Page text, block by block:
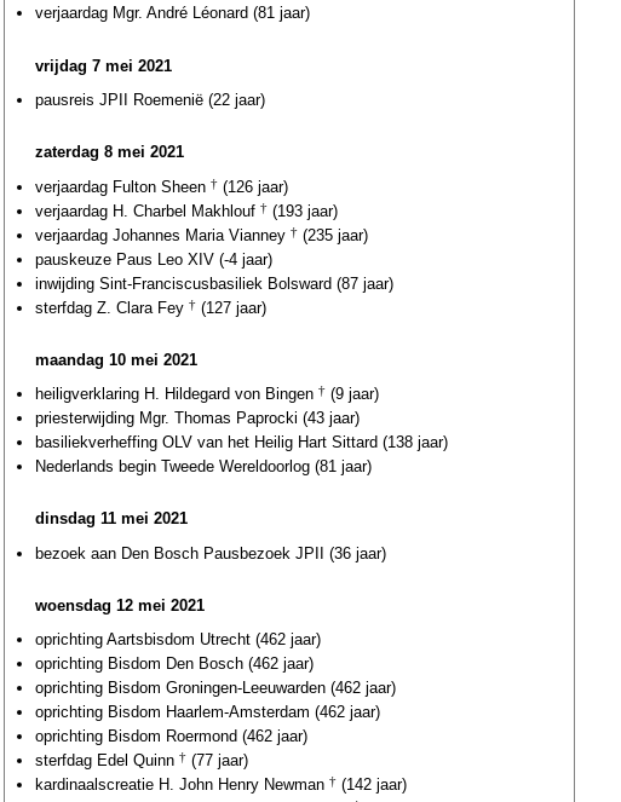
verjaardag Mgr. André Léonard (81 jaar)
vrijdag 7 mei 2021
pausreis JPII Roemenië (22 jaar)
zaterdag 8 mei 2021
verjaardag Fulton Sheen † (126 jaar)
verjaardag H. Charbel Makhlouf † (193 jaar)
verjaardag Johannes Maria Vianney † (235 jaar)
pauskeuze Paus Leo XIV (-4 jaar)
inwijding Sint-Franciscusbasiliek Bolsward (87 jaar)
sterfdag Z. Clara Fey † (127 jaar)
maandag 10 mei 2021
heiligverklaring H. Hildegard von Bingen † (9 jaar)
priesterwijding Mgr. Thomas Paprocki (43 jaar)
basiliekverheffing OLV van het Heilig Hart Sittard (138 jaar)
Nederlands begin Tweede Wereldoorlog (81 jaar)
dinsdag 11 mei 2021
bezoek aan Den Bosch Pausbezoek JPII (36 jaar)
woensdag 12 mei 2021
oprichting Aartsbisdom Utrecht (462 jaar)
oprichting Bisdom Den Bosch (462 jaar)
oprichting Bisdom Groningen-Leeuwarden (462 jaar)
oprichting Bisdom Haarlem-Amsterdam (462 jaar)
oprichting Bisdom Roermond (462 jaar)
sterfdag Edel Quinn † (77 jaar)
kardinaalscreatie H. John Henry Newman † (142 jaar)